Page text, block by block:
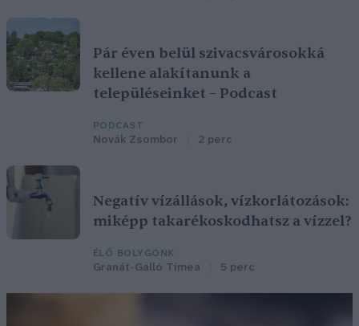
Pár éven belül szivacsvárosokká
kellene alakítanunk a
településeinket – Podcast
PODCAST
Novák Zsombor 2 perc
Negatív vízállások, vízkorlátozások:
miképp takarékoskodhatsz a vízzel?
ÉLŐ BOLYGÓNK
Granát-Galló Tímea 5 perc